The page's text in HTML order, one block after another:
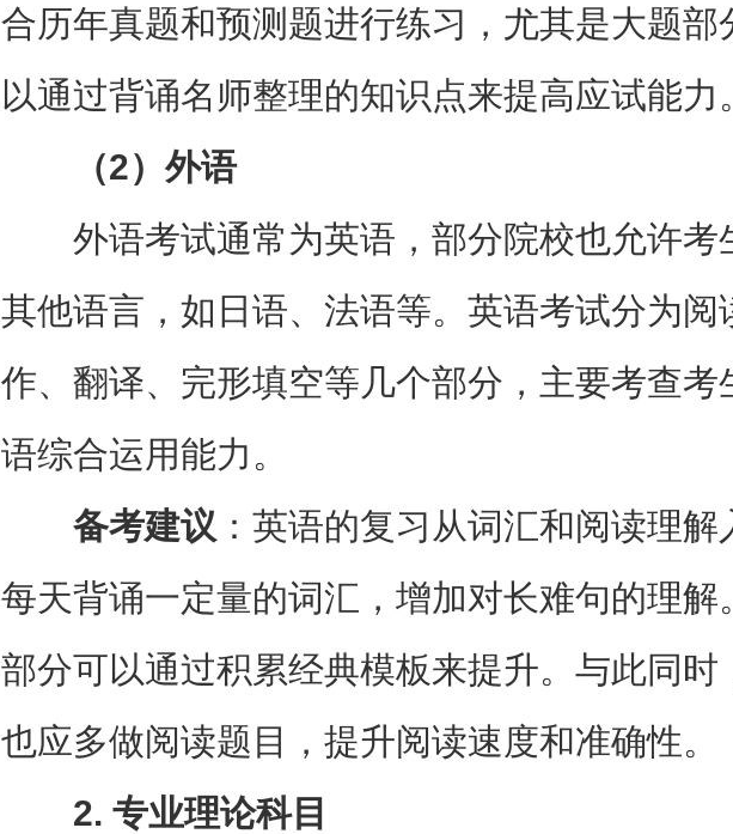
合历年真题和预测题进行练习，尤其是大题部
以通过背诵名师整理的知识点来提高应试能力
（2）外语
外语考试通常为英语，部分院校也允许考
其他语言，如日语、法语等。英语考试分为阅
作、翻译、完形填空等几个部分，主要考查考
语综合运用能力。
备考建议 ：英语的复习从词汇和阅读理解
每天背诵一定量的词汇，增加对长难句的理解
部分可以通过积累经典模板来提升。与此同时
也应多做阅读题目，提升阅读速度和准确性。
2. 专业理论科目